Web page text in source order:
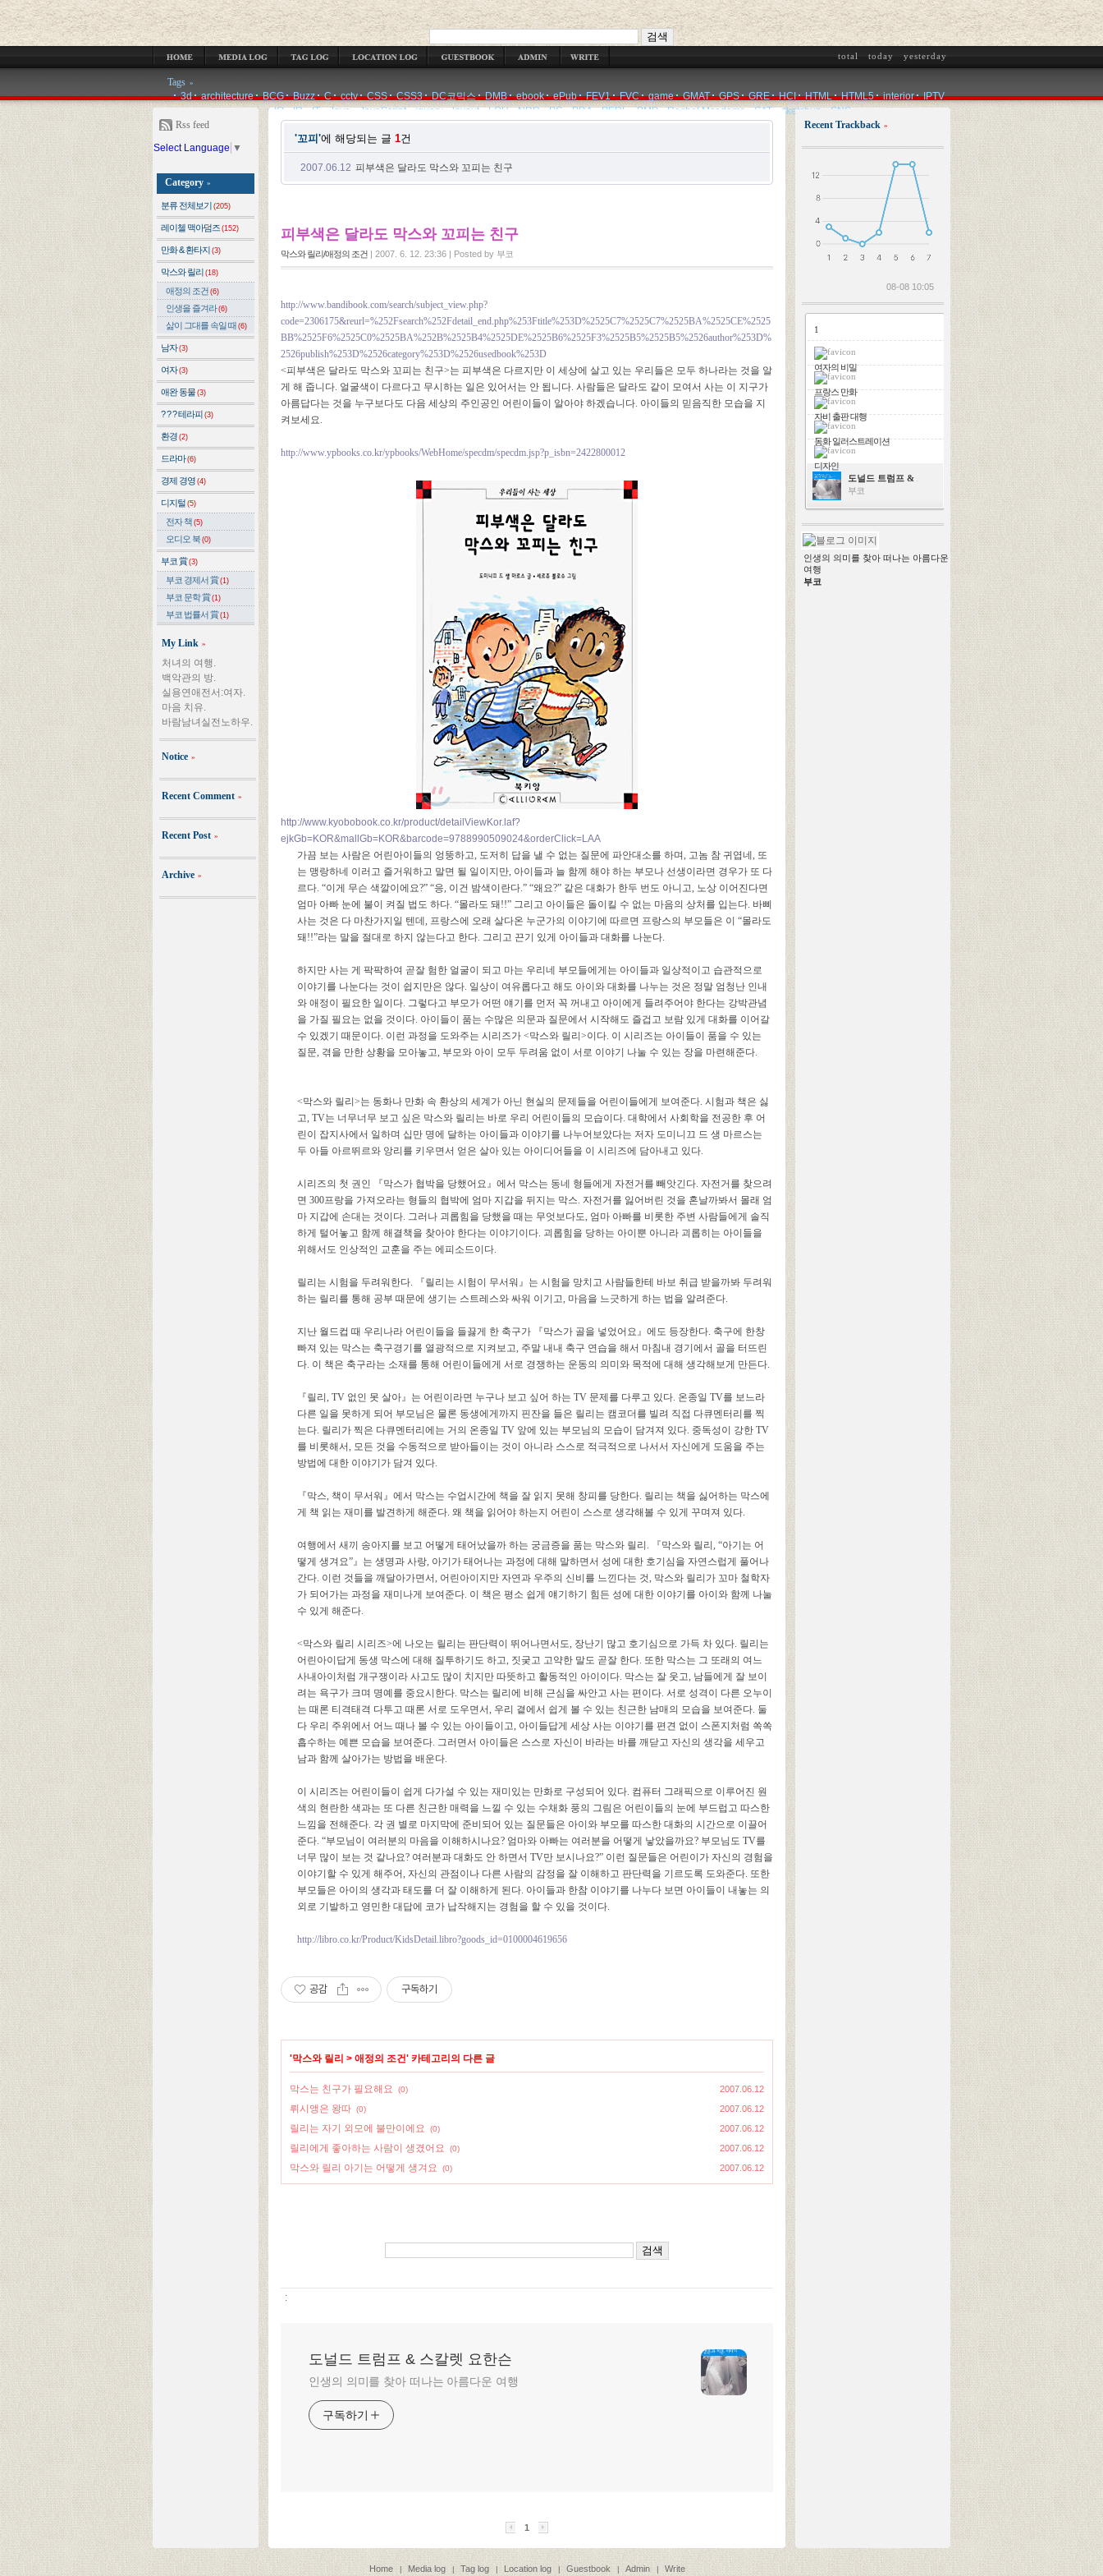
LOCATION LOG GUESTBOOK ADMIN WRITE total today yesterday
Tags »
3d architecture BCG Buzz C cctv CSS CSS3 DC코믹스 DMB ebook ePub FEV1 FVC game GMAT GPS GRE HCI HTML HTML5 interior
IPTV
IQ
IR IT Java JavaScript jquery layout LOH NDR PC PDA PERL PMP Rachel Mcadams SAT sketchup SNS
Rss feed
Select Language ▼
Category »
분류 전체보기 (205)
레이첼 맥아덤즈 (152)
만화 & 환타지 (3)
막스와 릴리 (18)
애정의 조건 (6)
인생을 즐겨라(6)
삶이 그대를 속일 때 (6)
남자(3)
여자(3)
애완 동물(3)
? ? ? 테라피 (3)
환경 (2)
드라마(6)
경제 경영 (4)
디지털 (5)
전자 책 (5)
오디오 북 (0)
부코 賞(3)
부코 경제서 賞(1)
부코 문학 賞(1)
부코 법률서 賞(1)
My Link »
처녀의 여행.
백악관의 방.
실용연애전서:여자.
마음 치유.
바람남녀실전노하우.
Notice »
Recent Comment »
Recent Post »
Archive »
Recent Trackback »
08-08 10:05
1
여자의 비밀
프랑스 만화
자비 출판 대행
동화 일러스트레이션
디자인
도널드 트럼프 & 스칼렛 요한슨
부코
인생의 의미를 찾아 떠나는 아름다운
여행
부코
'꼬피'에 해당되는 글 1건
2007.06.12 피부색은 달라도 막스와 꼬피는 친구
피부색은 달라도 막스와 꼬피는 친구
막스와 릴리/애정의 조건 | 2007. 6. 12. 23:36 | Posted by 부코
http://www.bandibook.com/search/subject_view.php?
code=2306175&reurl=%252Fsearch%252Fdetail_end.php%253Ftitle%253D%2525C7%2525C7%2525BA%2525CE%2525
BB%2525F6%2525C0%2525BA%252B%2525B4%2525DE%2525B6%2525F3%2525B5%2525B5%2526author%253D%
2526publish%253D%2526category%253D%2526usedbook%253D
<피부색은 달라도 막스와 꼬피는 친구>는 피부색은 다르지만 이 세상에 살고 있는 우리들은 모두 하나라는 것을 알
게 해 줍니다. 얼굴색이 다르다고 무시하는 일은 있어서는 안 됩니다. 사람들은 달라도 같이 모여서 사는 이 지구가
아름답다는 것을 누구보다도 다음 세상의 주인공인 어린이들이 알아야 하겠습니다. 아이들의 믿음직한 모습을 지
켜보세요.
http://www.ypbooks.co.kr/ypbooks/WebHome/specdm/specdm.jsp?p_isbn=2422800012
http://www.kyobobook.co.kr/product/detailViewKor.laf?
ejkGb=KOR&mallGb=KOR&barcode=9788990509024&orderClick=LAA
가끔 보는 사람은 어린아이들의 엉뚱하고, 도저히 답을 낼 수 없는 질문에 파안대소를 하며, 고놈 참 귀엽네, 또
는 맹랑하네 이러고 즐거워하고 말면 될 일이지만, 아이들과 늘 함께 해야 하는 부모나 선생이라면 경우가 또 다
르다. “이게 무슨 색깔이에요?” “응, 이건 밤색이란다.” “왜요?” 같은 대화가 한두 번도 아니고, 노상 이어진다면
엄마 아빠 눈에 불이 켜질 법도 하다. “몰라도 돼!!” 그리고 아이들은 돌이킬 수 없는 마음의 상처를 입는다. 바삐
사는 것은 다 마찬가지일 텐데, 프랑스에 오래 살다온 누군가의 이야기에 따르면 프랑스의 부모들은 이 “몰라도
돼!!”라는 말을 절대로 하지 않는다고 한다. 그리고 끈기 있게 아이들과 대화를 나눈다.
하지만 사는 게 팍팍하여 곧잘 험한 얼굴이 되고 마는 우리네 부모들에게는 아이들과 일상적이고 습관적으로
이야기를 나눈다는 것이 쉽지만은 않다. 일상이 여유롭다고 해도 아이와 대화를 나누는 것은 정말 엄청난 인내
와 애정이 필요한 일이다. 그렇다고 부모가 어떤 얘기를 먼저 꼭 꺼내고 아이에게 들려주어야 한다는 강박관념
을 가질 필요는 없을 것이다. 아이들이 품는 수많은 의문과 질문에서 시작해도 즐겁고 보람 있게 대화를 이어갈
수 있겠기 때문이다. 이런 과정을 도와주는 시리즈가 <막스와 릴리>이다. 이 시리즈는 아이들이 품을 수 있는
질문, 겪을 만한 상황을 모아놓고, 부모와 아이 모두 두려움 없이 서로 이야기 나눌 수 있는 장을 마련해준다.
<막스와 릴리>는 동화나 만화 속 환상의 세계가 아닌 현실의 문제들을 어린이들에게 보여준다. 시험과 책은 싫
고, TV는 너무너무 보고 싶은 막스와 릴리는 바로 우리 어린이들의 모습이다. 대학에서 사회학을 전공한 후 어
린이 잡지사에서 일하며 십만 명에 달하는 아이들과 이야기를 나누어보았다는 저자 도미니끄 드 생 마르스는
두 아들 아르뛰르와 앙리를 키우면서 얻은 살아 있는 아이디어들을 이 시리즈에 담아내고 있다.
시리즈의 첫 권인 『막스가 협박을 당했어요』에서 막스는 동네 형들에게 자전거를 빼앗긴다. 자전거를 찾으려
면 300프랑을 가져오라는 형들의 협박에 엄마 지갑을 뒤지는 막스. 자전거를 잃어버린 것을 혼날까봐서 몰래 엄
마 지갑에 손대는 것이다. 그러나 괴롭힘을 당했을 때는 무엇보다도, 엄마 아빠를 비롯한 주변 사람들에게 솔직
하게 털어놓고 함께 해결책을 찾아야 한다는 이야기이다. 괴롭힘을 당하는 아이뿐 아니라 괴롭히는 아이들을
위해서도 인상적인 교훈을 주는 에피소드이다.
릴리는 시험을 두려워한다. 『릴리는 시험이 무서워』는 시험을 망치고 사람들한테 바보 취급 받을까봐 두려워
하는 릴리를 통해 공부 때문에 생기는 스트레스와 싸워 이기고, 마음을 느긋하게 하는 법을 알려준다.
지난 월드컵 때 우리나라 어린이들을 들끓게 한 축구가 『막스가 골을 넣었어요』에도 등장한다. 축구에 한창
빠져 있는 막스는 축구경기를 열광적으로 지켜보고, 주말 내내 축구 연습을 해서 마침내 경기에서 골을 터뜨린
다. 이 책은 축구라는 소재를 통해 어린이들에게 서로 경쟁하는 운동의 의미와 목적에 대해 생각해보게 만든다.
『릴리, TV 없인 못 살아』는 어린이라면 누구나 보고 싶어 하는 TV 문제를 다루고 있다. 온종일 TV를 보느라
다른 일을 못하게 되어 부모님은 물론 동생에게까지 핀잔을 들은 릴리는 캠코더를 빌려 직접 다큐멘터리를 찍
는다. 릴리가 찍은 다큐멘터리에는 거의 온종일 TV 앞에 있는 부모님의 모습이 담겨져 있다. 중독성이 강한 TV
를 비롯해서, 모든 것을 수동적으로 받아들이는 것이 아니라 스스로 적극적으로 나서서 자신에게 도움을 주는
방법에 대한 이야기가 담겨 있다.
『막스, 책이 무서워』에서 막스는 수업시간에 책을 잘 읽지 못해 창피를 당한다. 릴리는 책을 싫어하는 막스에
게 책 읽는 재미를 발견하게 해준다. 왜 책을 읽어야 하는지 어린이 스스로 생각해볼 수 있게 꾸며져 있다.
여행에서 새끼 송아지를 보고 어떻게 태어났을까 하는 궁금증을 품는 막스와 릴리. 『막스와 릴리, “아기는 어
떻게 생겨요”』는 생명과 사랑, 아기가 태어나는 과정에 대해 말하면서 성에 대한 호기심을 자연스럽게 풀어나
간다. 이런 것들을 깨달아가면서, 어린아이지만 자연과 우주의 신비를 느낀다는 것, 막스와 릴리가 꼬마 철학자
가 되어가는 과정을 재미나게 보여준다. 이 책은 평소 쉽게 얘기하기 힘든 성에 대한 이야기를 아이와 함께 나눌
수 있게 해준다.
<막스와 릴리 시리즈>에 나오는 릴리는 판단력이 뛰어나면서도, 장난기 많고 호기심으로 가득 차 있다. 릴리는
어린아이답게 동생 막스에 대해 질투하기도 하고, 짓궂고 고약한 말도 곧잘 한다. 또한 막스는 그 또래의 여느
사내아이처럼 개구쟁이라 사고도 많이 치지만 따뜻하고 활동적인 아이이다. 막스는 잘 웃고, 남들에게 잘 보이
려는 욕구가 크며 명예를 중요시한다. 막스는 릴리에 비해 근심을 싸안고 사는 편이다. 서로 성격이 다른 오누이
는 때론 티격태격 다투고 때론 서로 도우면서, 우리 곁에서 쉽게 볼 수 있는 친근한 남매의 모습을 보여준다. 둘
다 우리 주위에서 어느 때나 볼 수 있는 아이들이고, 아이들답게 세상 사는 이야기를 편견 없이 스폰지처럼 쏙쏙
흡수하는 예쁜 모습을 보여준다. 그러면서 아이들은 스스로 자신이 바라는 바를 깨닫고 자신의 생각을 세우고
남과 함께 살아가는 방법을 배운다.
이 시리즈는 어린이들이 쉽게 다가설 수 있는 재미있는 만화로 구성되어 있다. 컴퓨터 그래픽으로 이루어진 원
색의 현란한 색과는 또 다른 친근한 매력을 느낄 수 있는 수채화 풍의 그림은 어린이들의 눈에 부드럽고 따스한
느낌을 전해준다. 각 권 별로 마지막에 준비되어 있는 질문들은 아이와 부모를 따스한 대화의 시간으로 이끌어
준다. “부모님이 여러분의 마음을 이해하시나요? 엄마와 아빠는 여러분을 어떻게 낳았을까요? 부모님도 TV를
너무 많이 보는 것 같나요? 여러분과 대화도 안 하면서 TV만 보시나요?” 이런 질문들은 어린이가 자신의 경험을
이야기할 수 있게 해주어, 자신의 관점이나 다른 사람의 감정을 잘 이해하고 판단력을 기르도록 도와준다. 또한
부모들은 아이의 생각과 태도를 더 잘 이해하게 된다. 아이들과 한참 이야기를 나누다 보면 아이들이 내놓는 의
외로 기발하고 영민한 대답에 코가 납작해지는 경험을 할 수 있을 것이다.
http://libro.co.kr/Product/KidsDetail.libro?goods_id=0100004619656
공감 구독하기
'막스와 릴리 > 애정의 조건' 카테고리의 다른 글
막스는 친구가 필요해요 (0) 2007.06.12
뤼시앵은 왕따 (0) 2007.06.12
릴리는 자기 외모에 불만이에요 (0) 2007.06.12
릴리에게 좋아하는 사람이 생겼어요 (0) 2007.06.12
막스와 릴리 아기는 어떻게 생겨요 (0) 2007.06.12
:
도널드 트럼프 & 스칼렛 요한슨
인생의 의미를 찾아 떠나는 아름다운 여행
구독하기
1
Home | Media log | Tag log | Location log | Guestbook | Admin | Write